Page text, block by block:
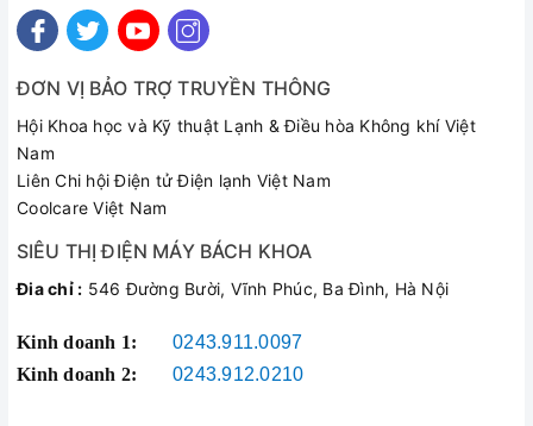
Thương Hiệu
VALUE (Thương hiệu
dụng cụ ngành lạnh
xuất khẩu hàng đầu
mọi loại ga phổ biến:
R407C, R410A, R32,
R1234yf...
ĐƠN VỊ BẢO TRỢ TRUYỀN THÔNG
Hội Khoa học và Kỹ thuật Lạnh & Điều hòa Không khí Việt
Nam
Liên Chi hội Điện tử Điện lạnh Việt Nam
Coolcare Việt Nam
SIÊU THỊ ĐIỆN MÁY BÁCH KHOA
Đia chỉ : 546 Đường Bười, Vĩnh Phúc, Ba Đình, Hà Nội
Kinh doanh 1:
0243.911.0097
Kinh doanh 2:
0243.912.0210